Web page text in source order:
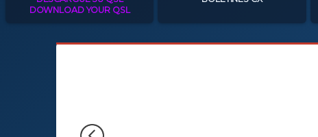
DOWNLOAD YOUR QSL